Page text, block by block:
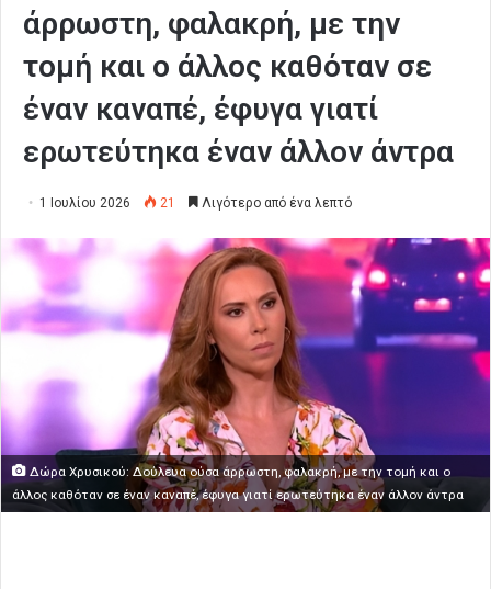
άρρωστη, φαλακρή, με την
τομή και ο άλλος καθόταν σε
έναν καναπέ, έφυγα γιατί
ερωτεύτηκα έναν άλλον άντρα
1 Ιουλίου 2026 21 Λιγότερο από ένα λεπτό
Δώρα Χρυσικού: Δούλευα ούσα άρρωστη, φαλακρή, με την τομή και ο
άλλος καθόταν σε έναν καναπέ, έφυγα γιατί ερωτεύτηκα έναν άλλον άντρα